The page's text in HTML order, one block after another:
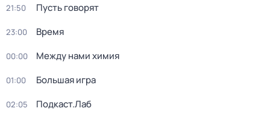
21:50 Пусть говорят
23:00 Время
00:00 Между нами химия
01:00 Большая игра
02:05 Подкаст.Лаб